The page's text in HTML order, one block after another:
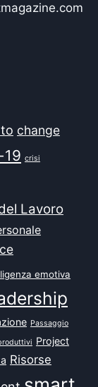
change
crisi
Lavoro
emotiva
Passaggio
Project
Risorse